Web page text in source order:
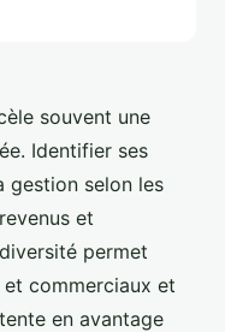
souvent une
Identifier ses
gestion selon les
et
permet
et commerciaux et
en avantage